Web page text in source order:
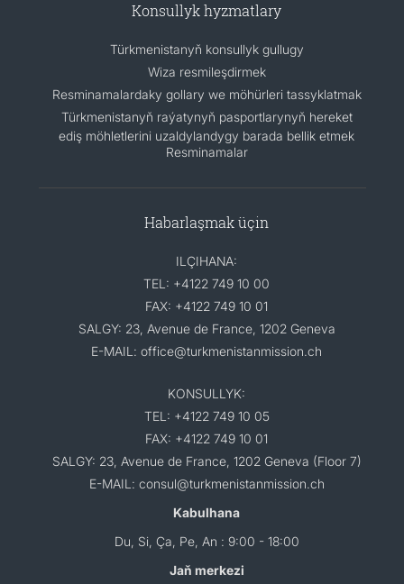
Konsullyk hyzmatlary
Türkmenistanyň konsullyk gullugy
Wiza resmileşdirmek
Resminamalardaky gollary we möhürleri tassyklatmak
Türkmenistanyň raýatynyň pasportlarynyň hereket
ediş möhletlerini uzaldylandygy barada bellik etmek
Resminamalar
Habarlaşmak üçin
ILÇIHANA:
TEL: +4122 749 10 00
FAX: +4122 749 10 01
SALGY: 23, Avenue de France, 1202 Geneva
E-MAIL: office@turkmenistanmission.ch
KONSULLYK:
TEL: +4122 749 10 05
FAX: +4122 749 10 01
SALGY: 23, Avenue de France, 1202 Geneva (Floor 7)
E-MAIL: consul@turkmenistanmission.ch
Kabulhana
Du, Si, Ça, Pe, An : 9:00 - 18:00
Jaň merkezi